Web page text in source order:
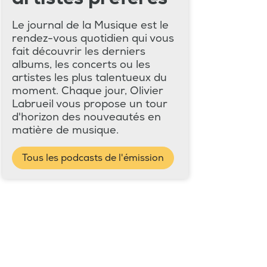
Le journal de la Musique est le
rendez-vous quotidien qui vous
fait découvrir les derniers
albums, les concerts ou les
artistes les plus talentueux du
moment. Chaque jour, Olivier
Labrueil vous propose un tour
d'horizon des nouveautés en
matière de musique.
Tous les podcasts de l'émission